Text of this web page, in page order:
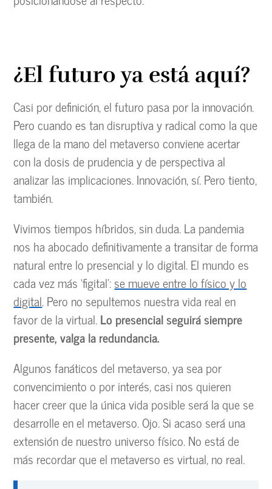
¿El futuro ya está aquí?
Casi por definición, el futuro pasa por la innovación.
Pero cuando es tan disruptiva y radical como la que
llega de la mano del metaverso conviene acertar
con la dosis de prudencia y de perspectiva al
analizar las implicaciones. Innovación, sí. Pero tiento,
también.
Vivimos tiempos híbridos, sin duda. La pandemia
nos ha abocado definitivamente a transitar de forma
natural entre lo presencial y lo digital. El mundo es
cada vez más ‘figital’:se mueve entre lo físico y lo
digital. Pero no sepultemos nuestra vida real en
favor de la virtual.Lo presencial seguirá siempre
presente, valga la redundancia.
Algunos fanáticos del metaverso, ya sea por
convencimiento o por interés, casi nos quieren
hacer creer que la única vida posible será la que se
desarrolle en el metaverso. Ojo. Si acaso será una
extensión de nuestro universo físico. No está de
más recordar que el metaverso es virtual, no real.